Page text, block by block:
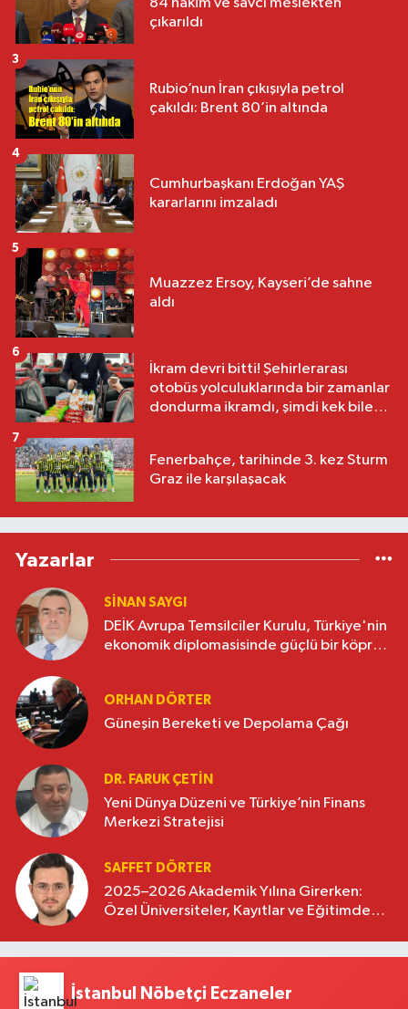
çıkarıldı
Rubio’nun İran çıkışıyla petrol
çakıldı: Brent 80’in altında
3
Cumhurbaşkanı Erdoğan YAŞ
kararlarını imzaladı
4
Muazzez Ersoy, Kayseri’de sahne
aldı
5
İkram devri bitti! Şehirlerarası
otobüs yolculuklarında bir zamanlar
dondurma ikramdı, şimdi kek bile
6
Fenerbahçe, tarihinde 3. kez Sturm
Graz ile karşılaşacak
7
Yazarlar
SINAN SAYGI
DEİK Avrupa Temsilciler Kurulu, Türkiye'nin
ekonomik diplomasisinde güçlü bir köprü
ORHAN DÖRTER
Güneşin Bereketi ve Depolama Çağı
DR. FARUK ÇETİN
Yeni Dünya Düzeni ve Türkiye’nin Finans
Merkezi Stratejisi
SAFFET DÖRTER
2025–2026 Akademik Yılına Girerken:
Özel Üniversiteler, Kayıtlar ve Eğitimde
İstanbul Nöbetçi Eczaneler